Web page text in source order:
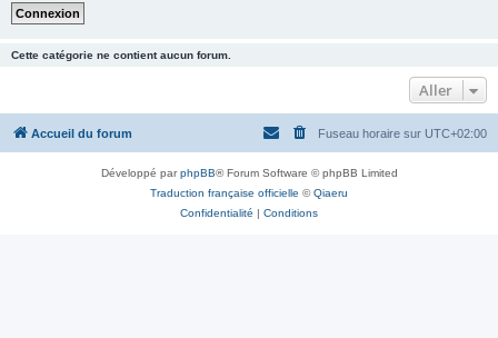
Cette catégorie ne contient aucun forum.
Aller
Accueil du forum Fuseau horaire sur UTC+02:00
Développé parphpBB® Forum Software © phpBB Limited
Traduction française officielle ©Qiaeru
Confidentialité | Conditions